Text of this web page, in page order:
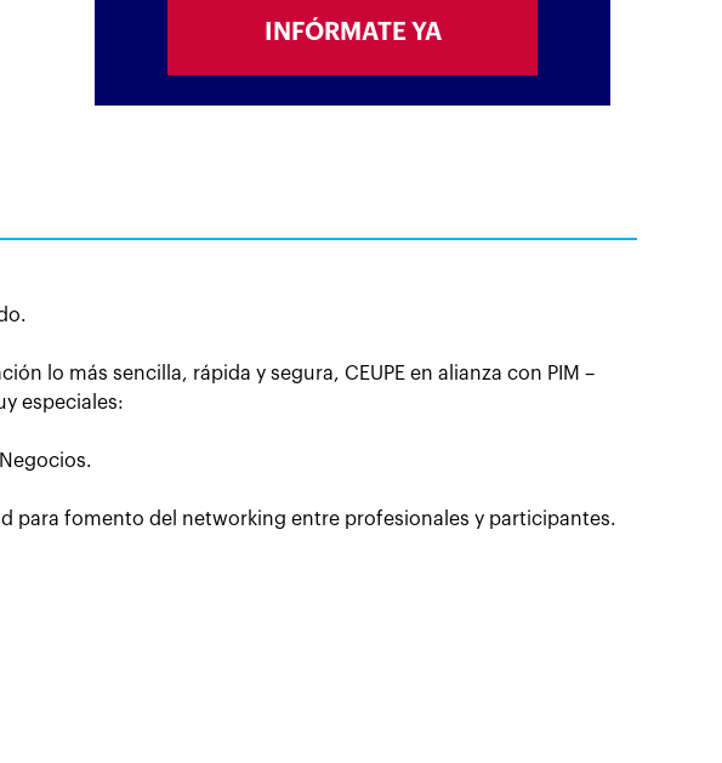
lo más sencilla, rápida y segura, CEUPE en alianza con PIM –
especiales:
para fomento del networking entre profesionales y participantes.